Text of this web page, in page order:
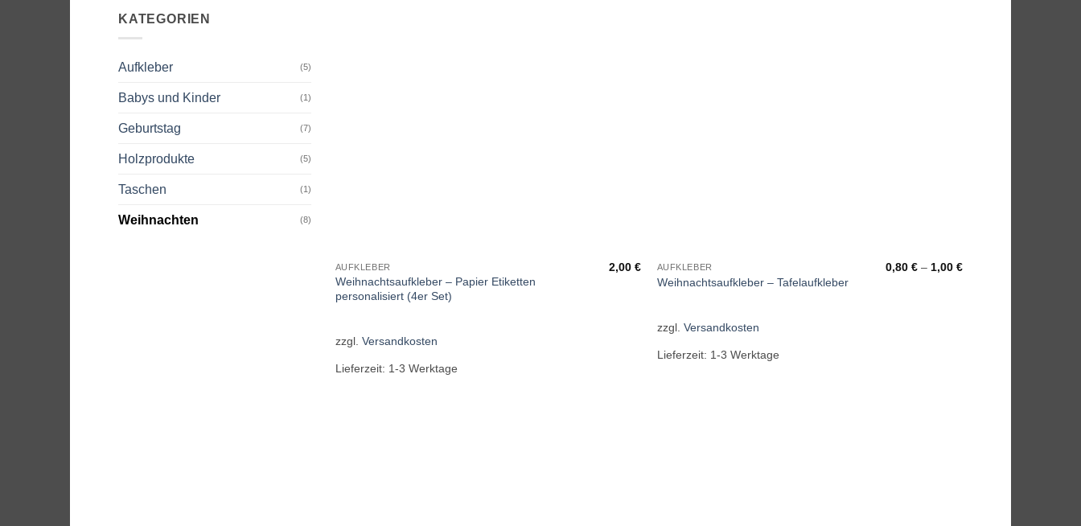
KATEGORIEN
Aufkleber (5)
Babys und Kinder (1)
Geburtstag (7)
Holzprodukte (5)
Taschen (1)
Weihnachten (8)
AUFKLEBER
Weihnachtsaufkleber – Papier Etiketten
personalisiert (4er Set)
2,00€
zzgl. Versandkosten
Lieferzeit: 1-3 Werktage
AUFKLEBER
Weihnachtsaufkleber – Tafelaufkleber
0,80€ –1,00€
zzgl. Versandkosten
Lieferzeit: 1-3 Werktage